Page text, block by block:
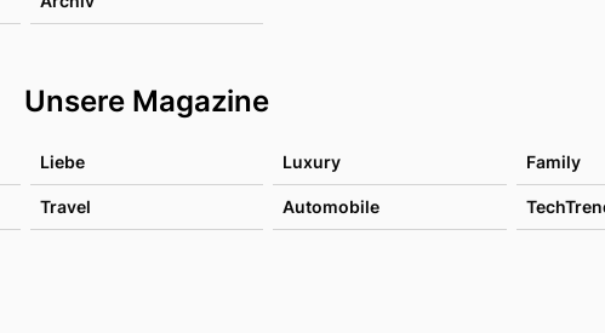
Unsere Magazine
Liebe Luxury Family
Travel Automobile